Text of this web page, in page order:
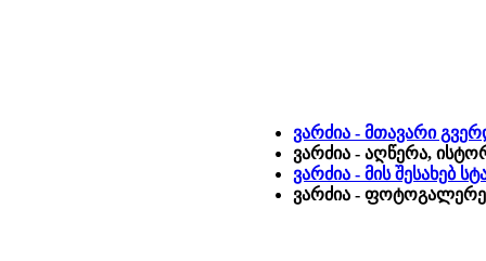
ვარძია - მთავარი
ვარძია - აღწერა,
ვარძია - მის შესახებ
ვარძია -